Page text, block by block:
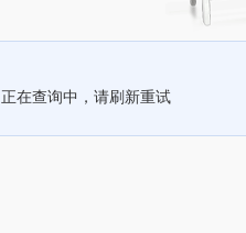
正在查询中，请刷新重试